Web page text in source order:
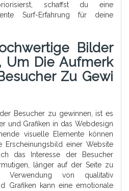
priorisierst, schaffst du eine
Surf-Erfahrung für deine
Bilder
Um Die Aufmerk
Zu Gewi
Besucher zu gewinnen, ist es
und Grafiken in das Webdesign
visuelle Elemente können
Erscheinungsbild einer Website
das Interesse der Besucher
länger auf der Seite zu
Verwendung von qualitativ
Grafiken kann eine emotionale